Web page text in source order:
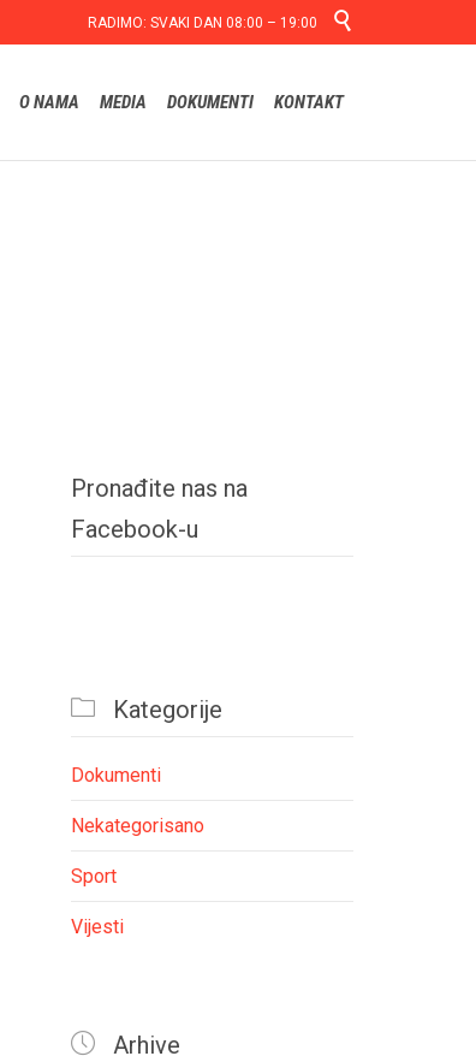
RADIMO: SVAKI DAN 08:00 – 19:00 
O NAMA MEDIA DOKUMENTI KONTAKT
Pronađite nas na
Facebook-u
 Kategorije
Dokumenti
Nekategorisano
Sport
Vijesti
 Arhive